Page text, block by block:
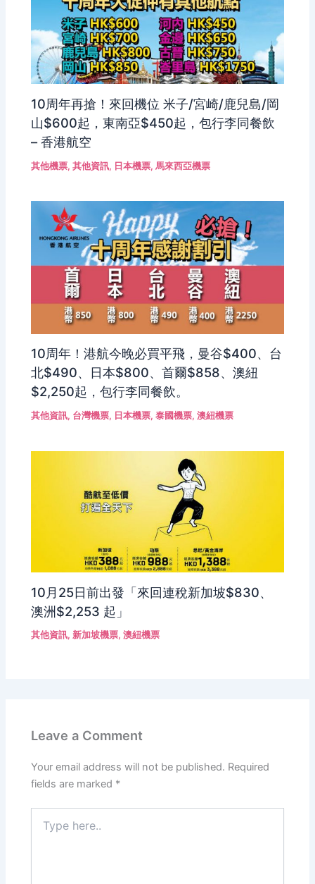
10周年再搶！來回機位 米子/宮崎/鹿兒島/岡
山$600起，東南亞$450起，包行李同餐飲
– 香港航空
其他機票,其他資訊, 日本機票,馬來西亞機票
10周年！港航今晚必買平飛，曼谷$400、台
北$490、日本$800、首爾$858、澳紐
$2,250起，包行李同餐飲。
其他資訊, 台灣機票, 日本機票,泰國機票,澳紐機票
10月25日前出發「來回連稅新加坡$830、
澳洲$2,253 起」
其他資訊,新加坡機票,澳紐機票
Leave a Comment
Your email address will not be published. Required
fields are marked *
here..